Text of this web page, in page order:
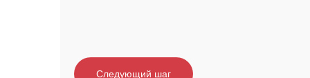
Следующий шаг